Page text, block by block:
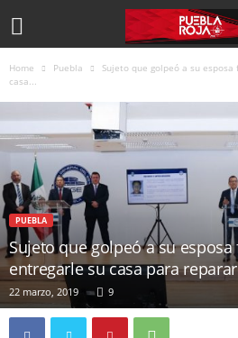
Home Puebla
Sujeto que golpeó a su
casa...
PUEBLA
Sujeto que golpeó a su
entregarle su casa para
22 marzo, 2019 9